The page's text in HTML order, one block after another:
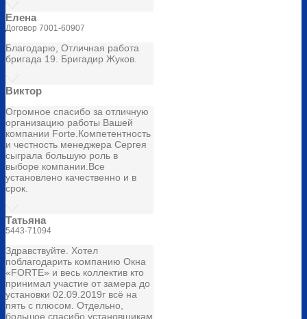
Елена
Договор 7001-60907
Благодарю, Отличная работа
бригада 19. Бригадир Жуков.
Виктор
Огромное спасибо за отличную
организацию работы Вашей
компании Forte.Компетентность
и честность менеджера Сергея
сыграла большую роль в
выборе компании.Все
установлено качественно и в
срок.
Татьяна
5443-71094
Здравствуйте. Хотел
поблагодарить компанию Окна
«FORTE» и весь коллектив кто
принимал участие от замера до
установки 02.09.2019г всё на
пять с плюсом. Отдельно,
большое спасибо установщикам